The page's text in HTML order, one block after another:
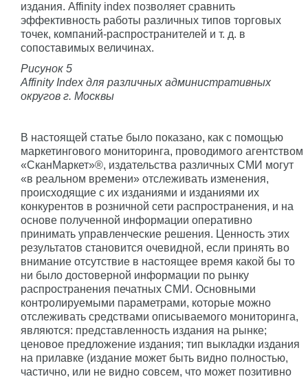
издания. Affinity index позволяет сравнить
эффективность работы различных типов торговых
точек, компаний-распространителей и т. д. в
сопоставимых величинах.
Рисунок 5
Affinity Index для различных административных
округов г. Москвы
В настоящей статье было показано, как с помощью
маркетингового мониторинга, проводимого агентством
«СканМаркет»®, издательства различных СМИ могут
«в реальном времени» отслеживать изменения,
происходящие с их изданиями и изданиями их
конкурентов в розничной сети распространения, и на
основе полученной информации оперативно
принимать управленческие решения. Ценность этих
результатов становится очевидной, если принять во
внимание отсутствие в настоящее время какой бы то
ни было достоверной информации по рынку
распространения печатных СМИ. Основными
контролируемыми параметрами, которые можно
отслеживать средствами описываемого мониторинга,
являются: представленность издания на рынке;
ценовое предложение издания; тип выкладки издания
на прилавке (издание может быть видно полностью,
частично, или не видно совсем, что может позитивно